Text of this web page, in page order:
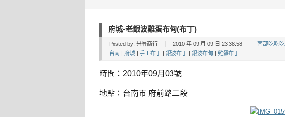
府城-老銀波雞蛋布甸(布丁)
Posted by: 米厝商行 2010 年 09 月 09 日 23:38:58 南部吃吃吃
台南 | 府城 | 手工布丁 | 銀波布丁 | 銀波布甸 | 雞蛋布丁
時間：2010年09月03號
地點：台南市 府前路二段